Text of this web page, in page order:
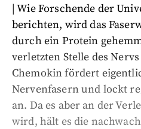
| Wie Forschende der
berichten, wird das
durch ein Protein
verletzten Stelle des
Chemokin fördert
Nervenfasern und lockt
an. Da es aber an der
wird, hält es die